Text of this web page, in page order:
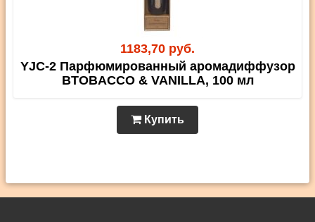
1183,70 руб.
YJC-2 Парфюмированный аромадиффузор
BTOBACCO & VANILLA, 100 мл
Купить